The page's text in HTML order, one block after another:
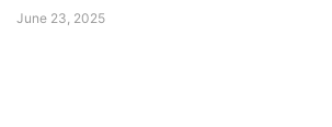
June 23, 2025